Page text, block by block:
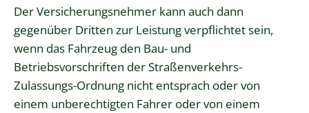
Der Versicherungsnehmer kann auch dann
gegenüber Dritten zur Leistung verpflichtet sein,
wenn das Fahrzeug den Bau- und
Betriebsvorschriften der Straßenverkehrs-
Zulassungs-Ordnung nicht entsprach oder von
einem unberechtigten Fahrer oder von einem